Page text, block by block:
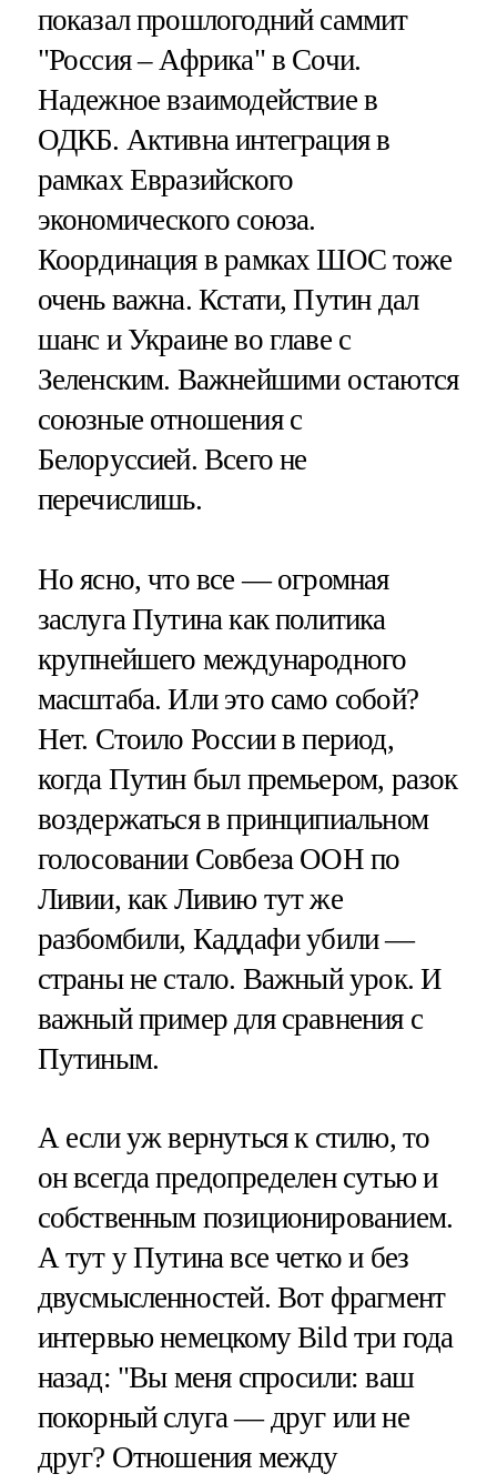
показал прошлогодний саммит
"Россия – Африка" в Сочи.
Надежное взаимодействие в
ОДКБ. Активна интеграция в
рамках Евразийского
экономического союза.
Координация в рамках ШОС тоже
очень важна. Кстати, Путин дал
шанс и Украине во главе с
Зеленским. Важнейшими остаются
союзные отношения с
Белоруссией. Всего не
перечислишь.
Но ясно, что все — огромная
заслуга Путина как политика
крупнейшего международного
масштаба. Или это само собой?
Нет. Стоило России в период,
когда Путин был премьером, разок
воздержаться в принципиальном
голосовании Совбеза ООН по
Ливии, как Ливию тут же
разбомбили, Каддафи убили —
страны не стало. Важный урок. И
важный пример для сравнения с
Путиным.
А если уж вернуться к стилю, то
он всегда предопределен сутью и
собственным позиционированием.
А тут у Путина все четко и без
двусмысленностей. Вот фрагмент
интервью немецкому Bild три года
назад: "Вы меня спросили: ваш
покорный слуга — друг или не
друг? Отношения между